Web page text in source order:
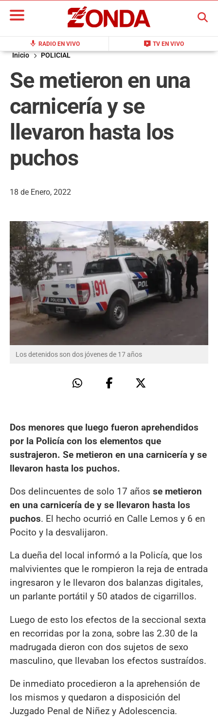
mic RADIO EN VIVO live_tv TV EN VIVO
BUSCAR
Inicio POLICIAL
Se metieron en una
carnicería y se
llevaron hasta los
puchos
18 de Enero, 2022
Los detenidos son dos jóvenes de 17 años
Dos menores que luego fueron aprehendidos
por la Policía con los elementos que
sustrajeron. Se metieron en una carnicería y se
llevaron hasta los puchos.
Dos delincuentes de solo 17 años se metieron
en una carnicería de y se llevaron hasta los
puchos. El hecho ocurrió en Calle Lemos y 6 en
Pocito y la desvalijaron.
La dueña del local informó a la Policía, que los
malvivientes que le rompieron la reja de entrada
ingresaron y le llevaron dos balanzas digitales,
un parlante portátil y 50 atados de cigarrillos.
Luego de esto los efectos de la seccional sexta
en recorridas por la zona, sobre las 2.30 de la
madrugada dieron con dos sujetos de sexo
masculino, que llevaban los efectos sustraídos.
De inmediato procedieron a la aprehensión de
los mismos y quedaron a disposición del
Juzgado Penal de Niñez y Adolescencia.